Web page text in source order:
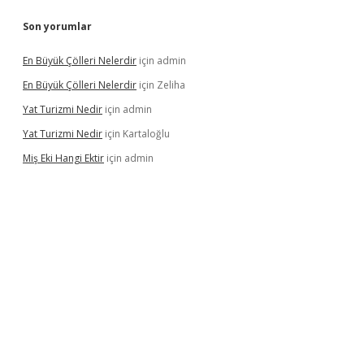
Son yorumlar
En Büyük Çölleri Nelerdir için admin
En Büyük Çölleri Nelerdir için Zeliha
Yat Turizmi Nedir için admin
Yat Turizmi Nedir için Kartaloğlu
Miş Eki Hangi Ektir için admin